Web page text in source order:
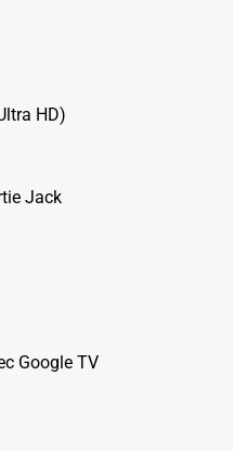
HD)
Jack
Google TV